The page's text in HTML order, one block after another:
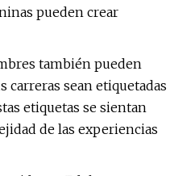
pueden crear
también pueden
carreras sean etiquetadas
etiquetas se sientan
de las experiencias